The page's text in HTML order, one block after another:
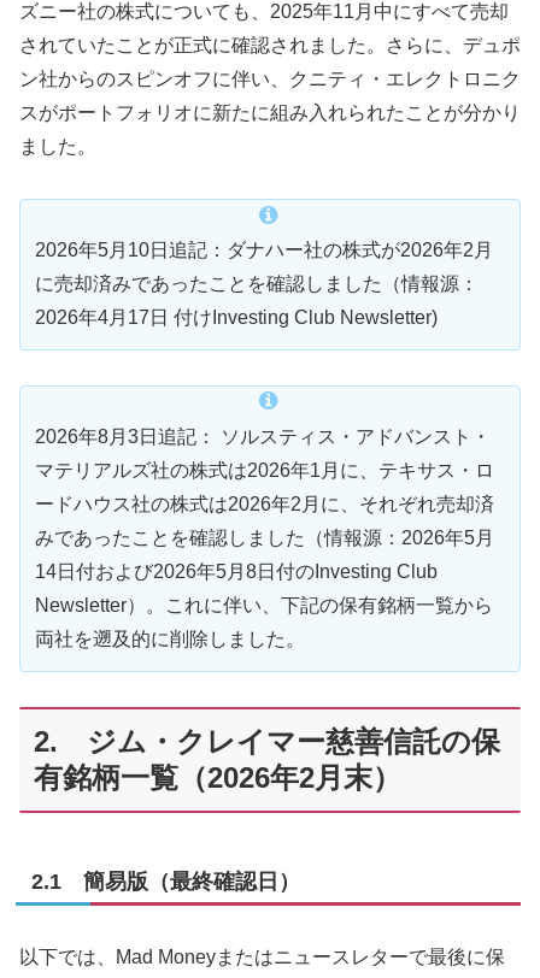
ズニー社の株式についても、2025年11月中にすべて売却
されていたことが正式に確認されました。さらに、デュポ
ン社からのスピンオフに伴い、クニティ・エレクトロニク
スがポートフォリオに新たに組み入れられたことが分かり
ました。
2026年5月10日追記：ダナハー社の株式が2026年2月
に売却済みであったことを確認しました（情報源：
2026年4月17日 付けInvesting Club Newsletter)
2026年8月3日追記： ソルスティス・アドバンスト・
マテリアルズ社の株式は2026年1月に、テキサス・ロ
ードハウス社の株式は2026年2月に、それぞれ売却済
みであったことを確認しました（情報源：2026年5月
14日付および2026年5月8日付のInvesting Club
Newsletter）。これに伴い、下記の保有銘柄一覧から
両社を遡及的に削除しました。
2. ジム・クレイマー慈善信託の保
有銘柄一覧（2026年2月末）
2.1 簡易版（最終確認日）
以下では、Mad Moneyまたはニュースレターで最後に保